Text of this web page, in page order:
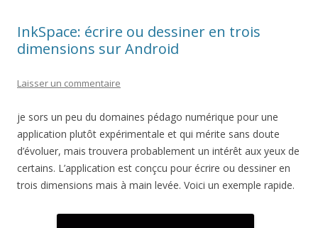
InkSpace: écrire ou dessiner en trois
dimensions sur Android
Laisser un commentaire
je sors un peu du domaines pédago numérique pour une
application plutôt expérimentale et qui mérite sans doute
d’évoluer, mais trouvera probablement un intérêt aux yeux de
certains. L’application est conçcu pour écrire ou dessiner en
trois dimensions mais à main levée. Voici un exemple rapide.